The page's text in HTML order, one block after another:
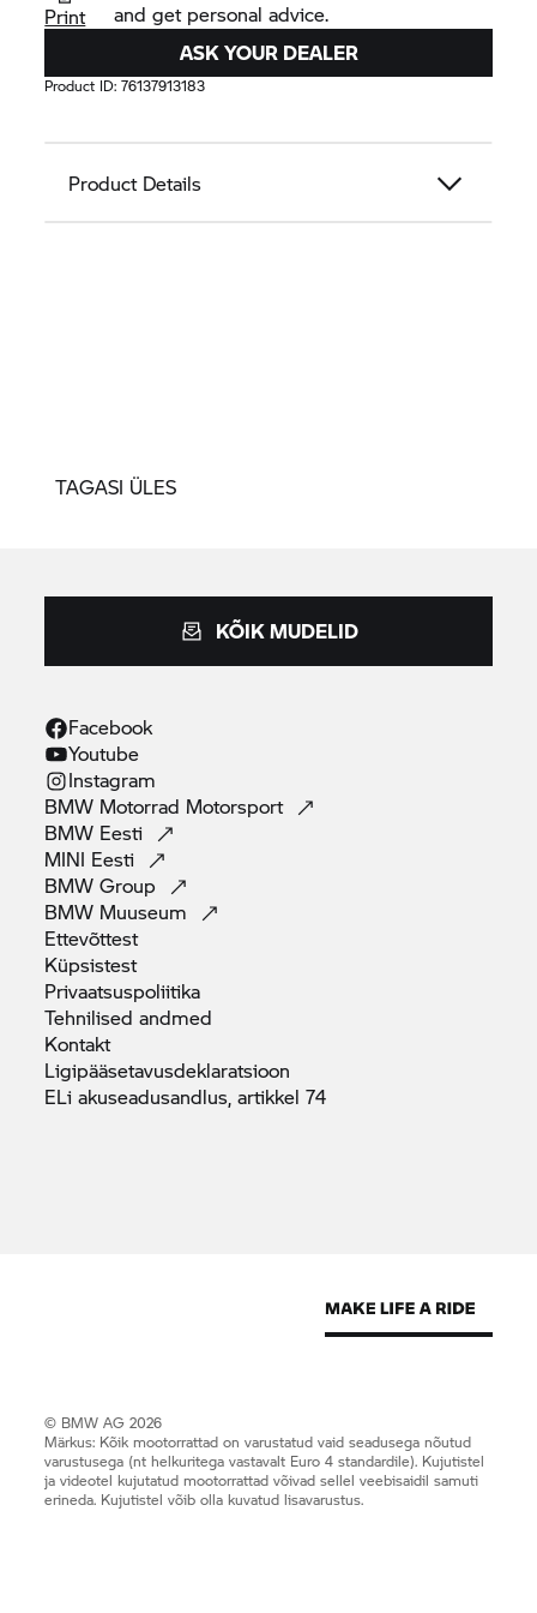
Print
and get personal advice.
ASK YOUR DEALER
Product ID:76137913183
Product Details
TAGASI ÜLES
KÕIK MUDELID
Facebook
Youtube
Instagram
BMW Motorrad Motorsport
BMW Eesti
MINI Eesti
BMWGroup
BMW Muuseum
Ettevõttest
Küpsistest
Privaatsuspoliitika
Tehnilisedandmed
Kontakt
Ligipääsetavusdeklaratsioon
ELi akuseadusandlus, artikkel74
© BMW AG 2026
Märkus: Kõik mootorrattad on varustatud vaid seadusega nõutud
varustusega (nt helkuritega vastavalt Euro 4 standardile). Kujutistel
ja videotel kujutatud mootorrattad võivad sellel veebisaidil samuti
erineda. Kujutistel võib olla kuvatud lisavarustus.